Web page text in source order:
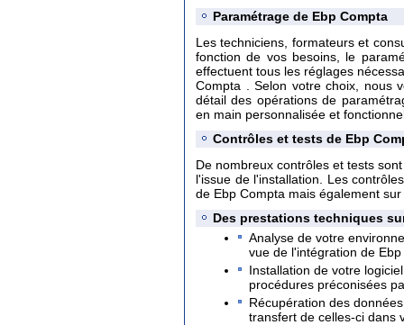
Paramétrage de Ebp Compta
Les techniciens, formateurs et
fonction de vos besoins, le
effectuent tous les réglages
Compta . Selon votre choix, nous
détail des opérations de
en main personnalisée et
Contrôles et tests de Ebp
De nombreux contrôles et tests
l'issue de l'installation. Les
de Ebp Compta mais également
Des prestations techniques
Analyse de votre
vue de l'intégration de
Installation de votre
procédures préconisées
Récupération des
transfert de celles-ci dans